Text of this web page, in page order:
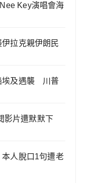
Key演唱會海
拉克親伊朗民
埃及遇襲 川普
影片遭默默下
人脫口1句遭老